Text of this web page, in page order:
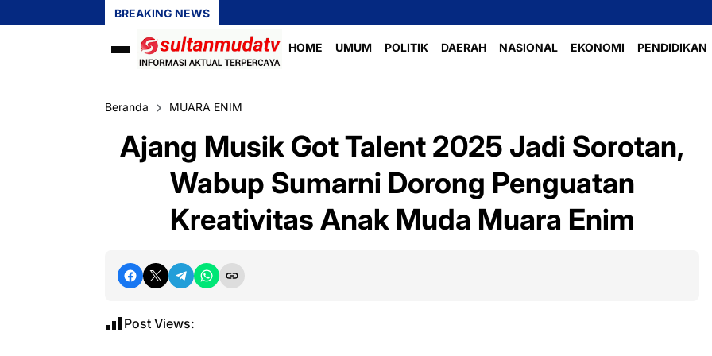
BREAKING NEWS
HOME UMUM POLITIK DAERAH NASIONAL EKONOMI PENDIDIKAN
Beranda MUARA ENIM
Ajang Musik Got Talent 2025 Jadi Sorotan,
Wabup Sumarni Dorong Penguatan
Kreativitas Anak Muda Muara Enim
Post Views: